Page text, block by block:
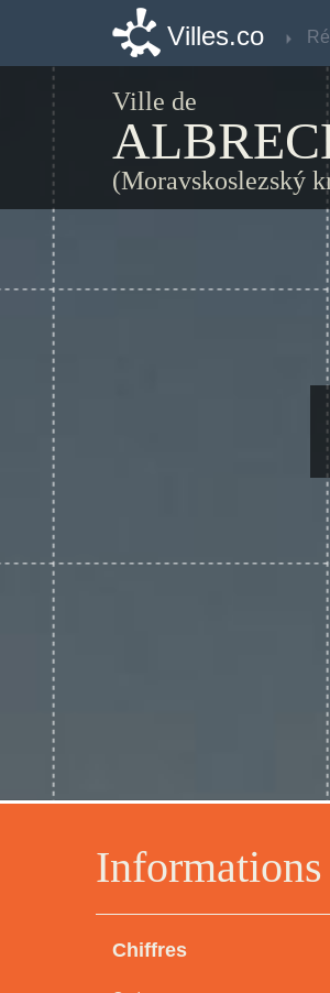
Villes.co
Ville de
(Moravskoslezský
Informations
Chiffres
Villes.co